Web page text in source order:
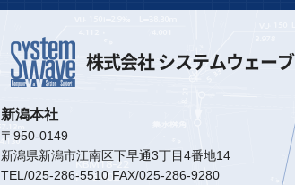
株式会社 システムウェーブ
新潟本社
〒950-0149
新潟県新潟市江南区下早通3丁目4番地14
TEL/025-286-5510 FAX/025-286-9280